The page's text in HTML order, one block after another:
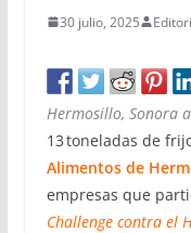
30 julio, 2025
Hermosillo, Sonora
13 toneladas de
Alimentos de
empresas que
Challenge contra el